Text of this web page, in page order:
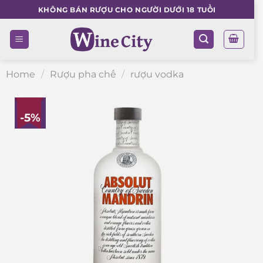
to
content
KHÔNG BÁN RƯỢU CHO NGƯỜI DƯỚI 18 TUỔI
Home / Rượu pha chế / rượu vodka
-5%